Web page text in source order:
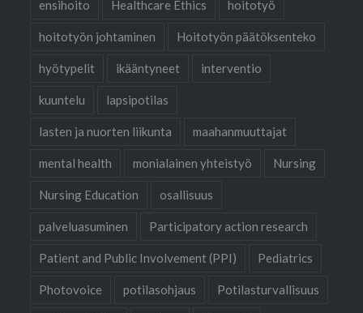
ensihoito Healthcare Ethics hoitotyö
hoitotyön johtaminen Hoitotyön päätöksenteko
hyötypelit ikääntyneet interventio
kuuntelu lapsipotilas
lasten ja nuorten liikunta maahanmuuttajat
mental health monialainen yhteistyö Nursing
Nursing Education osallisuus
palveluasuminen Participatory action research
Patient and Public Involvement (PPI) Pediatrics
Photovoice potilasohjaus Potilasturvallisuus